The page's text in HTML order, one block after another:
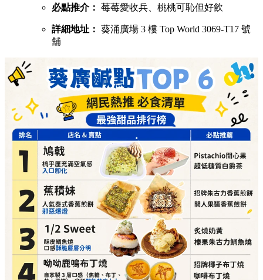
必點推介： 莓莓愛收兵、桃桃可恥但好飲
詳細地址： 葵涌廣場 3 樓 Top World 3069-T17 號
舖